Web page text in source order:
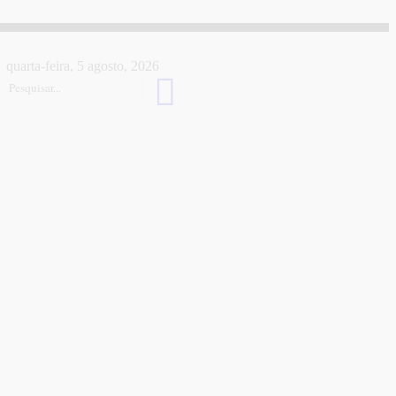
quarta-feira, 5 agosto, 2026